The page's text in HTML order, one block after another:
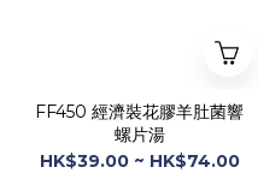
FF450 經濟裝花膠羊肚菌響
螺片湯
HK$39.00 ~ HK$74.00